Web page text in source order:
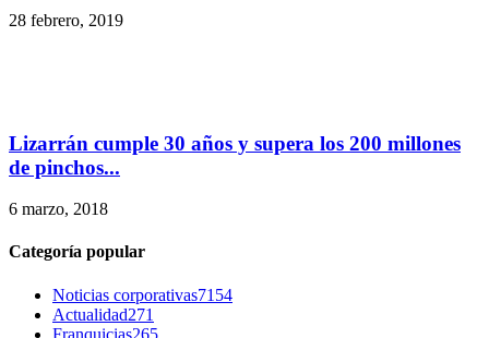
28 febrero, 2019
Lizarrán cumple 30 años y supera los 200 millones
de pinchos...
6 marzo, 2018
Categoría popular
Noticias corporativas7154
Actualidad271
Franquicias265